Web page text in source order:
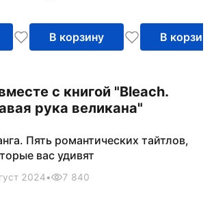
В корзину В корзину
с книгой "Bleach.
рука великана"
Пять романтических тайтлов,
вас удивят
2024• 7 840